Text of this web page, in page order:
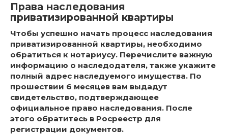
Права наследования
приватизированной квартиры
Чтобы успешно начать процесс наследования
приватизированной квартиры, необходимо
обратиться к нотариусу. Перечислите важную
информацию о наследодателя, также укажите
полный адрес наследуемого имущества. По
прошествии 6 месяцев вам выдадут
свидетельство, подтверждающее
официальное право наследования. После
этого обратитесь в Росреестр для
регистрации документов.